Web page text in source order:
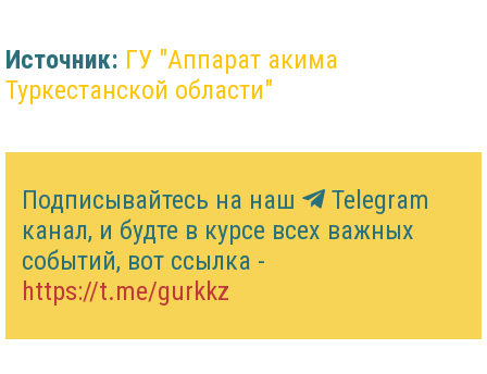
Источник: ГУ "Аппарат акима
Туркестанской области"
Подписывайтесь на наш
Telegram
канал, и будте в курсе всех важных
событий, вот ссылка -
https://t.me/gurkkz